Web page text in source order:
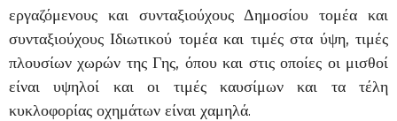
εργαζόμενους και συνταξιούχους Δημοσίου τομέα και
συνταξιούχους Ιδιωτικού τομέα και τιμές στα ύψη, τιμές
πλουσίων χωρών της Γης, όπου και στις οποίες οι μισθοί
είναι υψηλοί και οι τιμές καυσίμων και τα τέλη
κυκλοφορίας οχημάτων είναι χαμηλά.